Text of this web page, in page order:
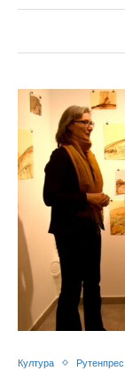
Култура Рутенпрес